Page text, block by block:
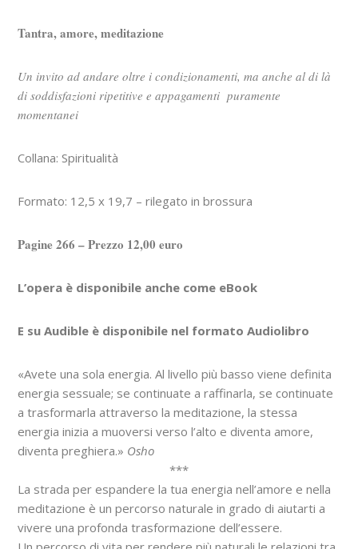
Tantra, amore, meditazione
Un invito ad andare oltre i condizionamenti, ma anche al di là
di soddisfazioni ripetitive e appagamenti puramente
momentanei
Collana: Spiritualità
Formato: 12,5 x 19,7 – rilegato in brossura
Pagine 266 – Prezzo 12,00 euro
L’opera è disponibile anche come eBook
E su Audible è disponibile nel formato Audiolibro
«Avete una sola energia. Al livello più basso viene definita
energia sessuale; se continuate a raffinarla, se continuate
a trasformarla attraverso la meditazione, la stessa
energia inizia a muoversi verso l’alto e diventa amore,
diventa preghiera.» Osho
***
La strada per espandere la tua energia nell’amore e nella
meditazione è un percorso naturale in grado di aiutarti a
vivere una profonda trasformazione dell’essere.